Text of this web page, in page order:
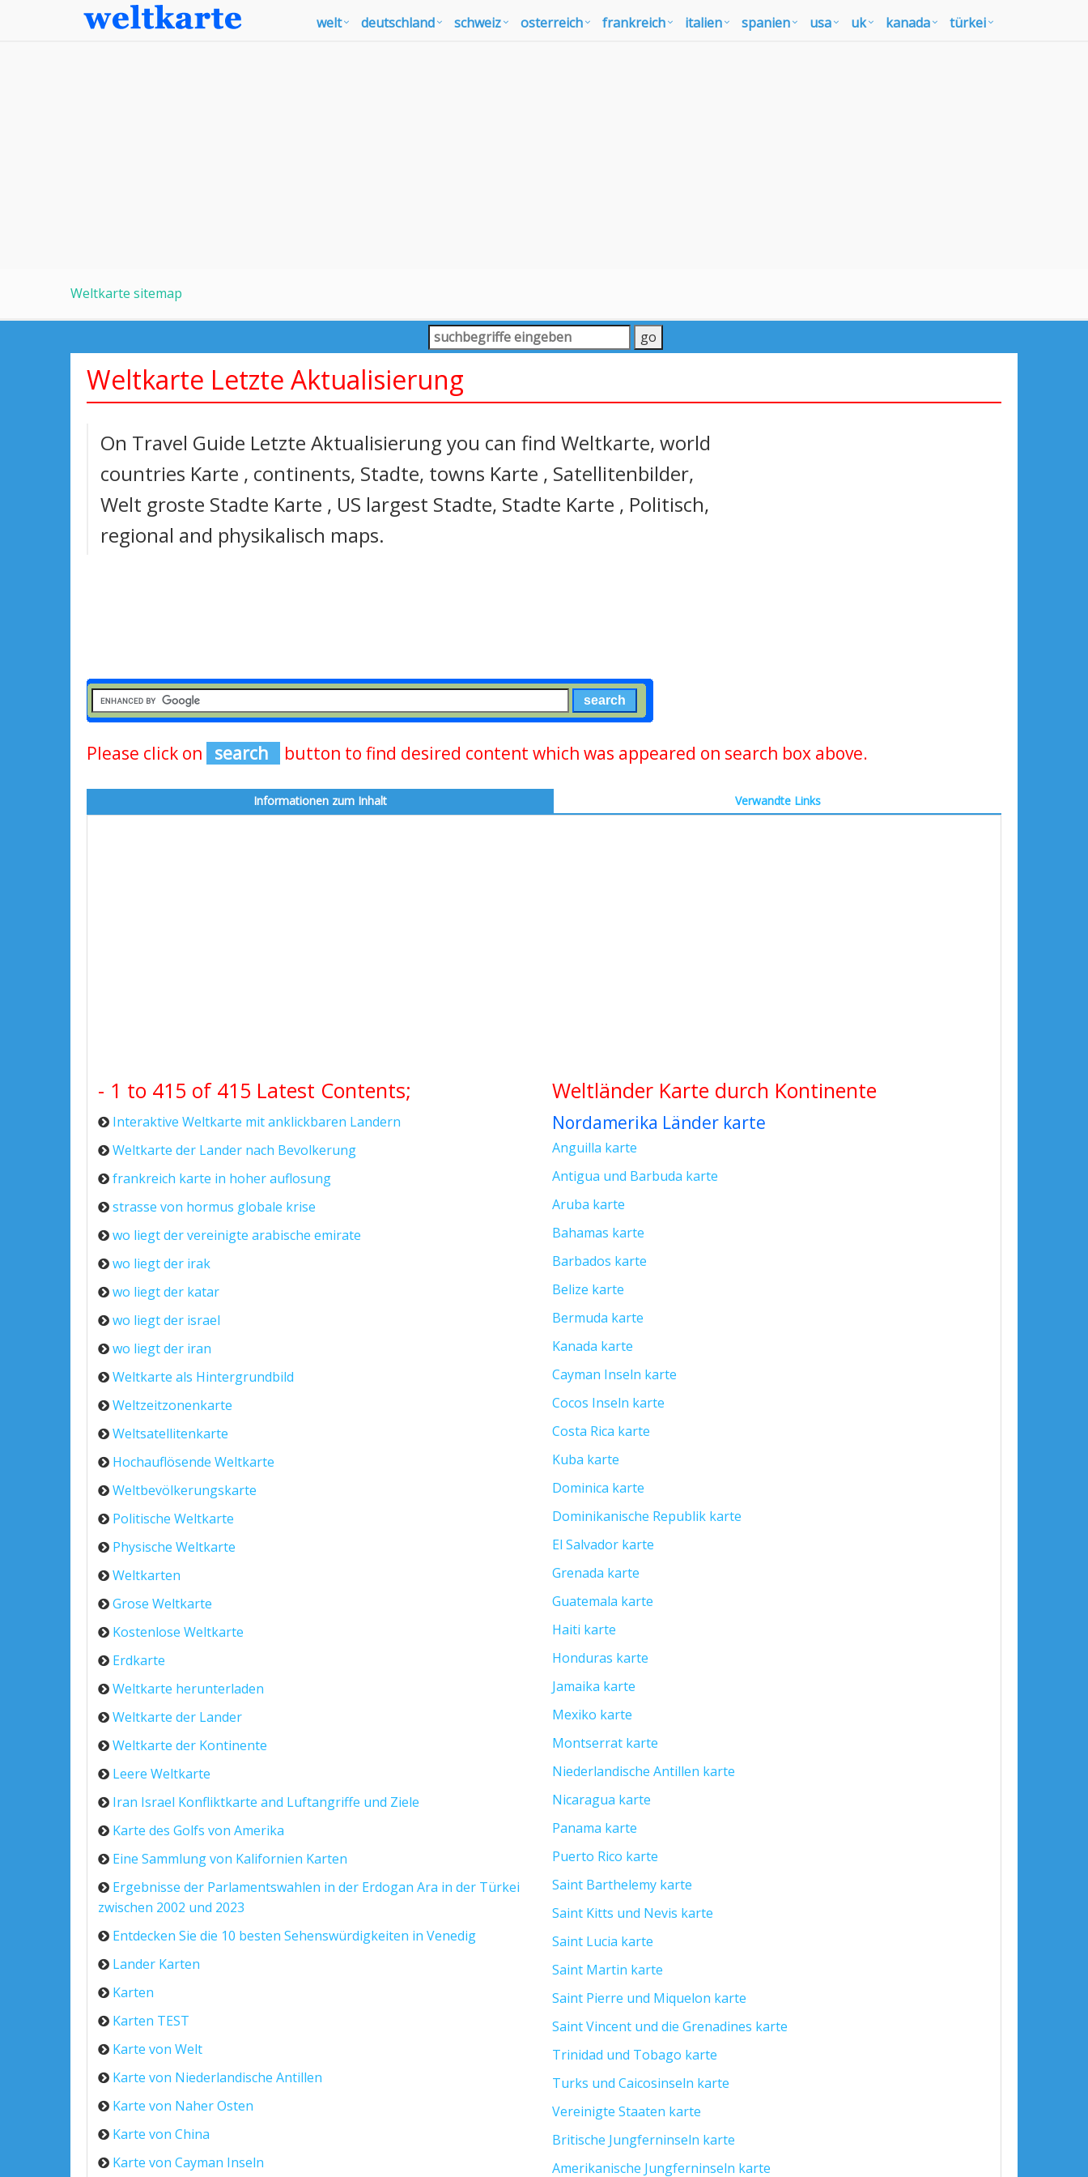
welt deutschland schweiz osterreich frankreich italien spanien usa uk kanada türkei
Weltkarte sitemap
Weltkarte Letzte Aktualisierung
On Travel Guide Letzte Aktualisierung you can find Weltkarte, world
countries Karte , continents, Stadte, towns Karte , Satellitenbilder,
Welt groste Stadte Karte , US largest Stadte, Stadte Karte , Politisch,
regional and physikalisch maps.
Please click on search button to find desired content which was appeared on search box above.
Informationen zum Inhalt Verwandte Links
- 1 to 415 of 415 Latest Contents;
Interaktive Weltkarte mit anklickbaren Landern
Weltkarte der Lander nach Bevolkerung
frankreich karte in hoher auflosung
strasse von hormus globale krise
wo liegt der vereinigte arabische emirate
wo liegt der irak
wo liegt der katar
wo liegt der israel
wo liegt der iran
Weltkarte als Hintergrundbild
Weltzeitzonenkarte
Weltsatellitenkarte
Hochauflösende Weltkarte
Weltbevölkerungskarte
Politische Weltkarte
Physische Weltkarte
Weltkarten
Grose Weltkarte
Kostenlose Weltkarte
Erdkarte
Weltkarte herunterladen
Weltkarte der Lander
Weltkarte der Kontinente
Leere Weltkarte
Iran Israel Konfliktkarte and Luftangriffe und Ziele
Karte des Golfs von Amerika
Eine Sammlung von Kalifornien Karten
Ergebnisse der Parlamentswahlen in der Erdogan Ara in der Türkei
zwischen 2002 und 2023
Entdecken Sie die 10 besten Sehenswürdigkeiten in Venedig
Lander Karten
Karten
Karten TEST
Karte von Welt
Karte von Niederlandische Antillen
Karte von Naher Osten
Karte von China
Karte von Cayman Inseln
Weltländer Karte durch Kontinente
Nordamerika Länder karte
Anguilla karte
Antigua und Barbuda karte
Aruba karte
Bahamas karte
Barbados karte
Belize karte
Bermuda karte
Kanada karte
Cayman Inseln karte
Cocos Inseln karte
Costa Rica karte
Kuba karte
Dominica karte
Dominikanische Republik karte
El Salvador karte
Grenada karte
Guatemala karte
Haiti karte
Honduras karte
Jamaika karte
Mexiko karte
Montserrat karte
Niederlandische Antillen karte
Nicaragua karte
Panama karte
Puerto Rico karte
Saint Barthelemy karte
Saint Kitts und Nevis karte
Saint Lucia karte
Saint Martin karte
Saint Pierre und Miquelon karte
Saint Vincent und die Grenadines karte
Trinidad und Tobago karte
Turks und Caicosinseln karte
Vereinigte Staaten karte
Britische Jungferninseln karte
Amerikanische Jungferninseln karte